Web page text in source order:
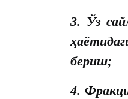
3. Ўз
бериш;
4.